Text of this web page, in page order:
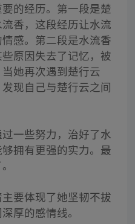
的经历。第一段是楚
香，这段经历让水流
感。第二段是水流香
原因失去了记忆，被
她再次遇到楚行云
现自己与楚行云之间
一些努力，治好了水
拥有更强的实力。最
要体现了她坚韧不拔
厚的感情线。